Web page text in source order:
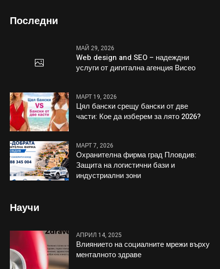
Последни
МАЙ 29, 2026
Web design and SEO – надеждни
услуги от дигитална агенция Висео
МАРТ 19, 2026
Цял бански срещу бански от две
части: Кое да изберем за лято 2026?
МАРТ 7, 2026
Охранителна фирма град Пловдив:
Защита на логистични бази и
индустриални зони
Научи
АПРИЛ 14, 2025
Влиянието на социалните мрежи върху
менталното здраве